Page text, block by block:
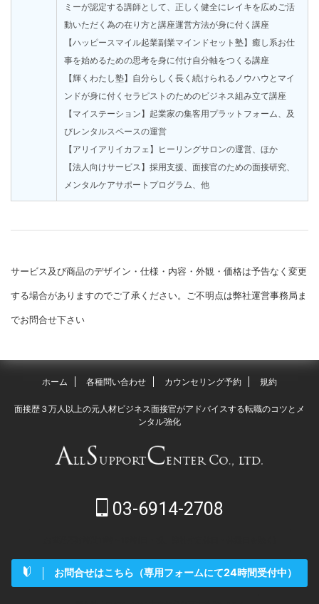
ミーが認定する講師として、正しく健全にレイキを広めご活
動いただく為の在り方と講座運営方法が身に付く講座
【ハッピースマイル起業副業マインドセット塾】癒し系お仕
事を始めるための思考を身に付け自分軸をつくる講座
【輝くわたし塾】自分らしく長く続けられるノウハウとマイ
ンドが身に付くセラピストのためのビジネス組み立て講座
【マイステーション】起業家の集客用プラットフォーム、及
びレンタルスペースの運営
【アリイアリイカフェ】ヒーリングサロンの運営、ほか
【法人向けサービス】採用支援、面接官のための面接研究、
メンタルケアサポートプログラム、 他
サービス及び商品のデザイン・仕様・内容・外観・価格は予告なく変更
する場合がありますのでご了承ください。ご不明点は弊社運営事務局ま
でお問合せ下さい
ホーム 各種問い合わせ カウンセリング予約 規約
面接歴３万人以上の元人材ビジネス面接官がアドバイスする転職のコツとメ
ンタル強化
03-6914-2708
お問合せはこちら（専用フォームにて24時間受付中）